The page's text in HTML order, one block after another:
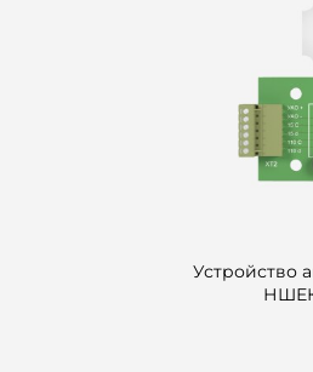
Устройство